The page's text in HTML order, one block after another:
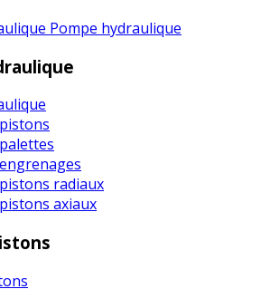
Pompe hydraulique
radiaux
axiaux